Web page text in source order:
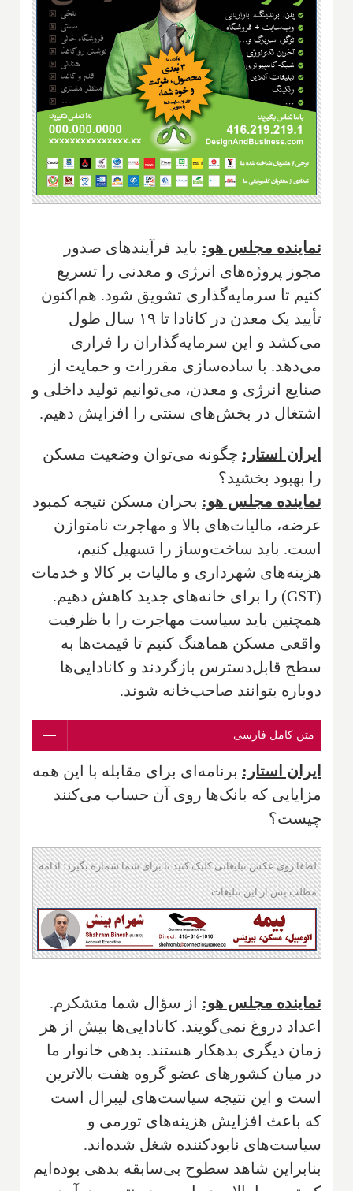
نماینده مجلس هو: باید فرآیندهای صدور
مجوز پروژه‌های انرژی و معدنی را تسریع
کنیم تا سرمایه‌گذاری تشویق شود. هم‌اکنون
تأیید یک معدن در کانادا تا ۱۹ سال طول
می‌کشد و این سرمایه‌گذاران را فراری
می‌دهد. با ساده‌سازی مقررات و حمایت از
صنایع انرژی و معدن، می‌توانیم تولید داخلی و
اشتغال در بخش‌های سنتی را افزایش دهیم.
ایران استار: چگونه می‌توان وضعیت مسکن
را بهبود بخشید؟
نماینده مجلس هو: بحران مسکن نتیجه کمبود
عرضه، مالیات‌های بالا و مهاجرت نامتوازن
است. باید ساخت‌وساز را تسهیل کنیم،
هزینه‌های شهرداری و مالیات بر کالا و خدمات
(GST) را برای خانه‌های جدید کاهش دهیم.
همچنین باید سیاست مهاجرت را با ظرفیت
واقعی مسکن هماهنگ کنیم تا قیمت‌ها به
سطح قابل‌دسترس بازگردند و کانادایی‌ها
دوباره بتوانند صاحب‌خانه شوند.
متن کامل فارسی
ایران استار: برنامه‌ای برای مقابله با این همه
مزایایی که بانک‌ها روی آن حساب می‌کنند
چیست؟
لطفا روی عکس تبلیغاتی کلیک کنید تا برای شما شماره بگیرد؛ ادامه
مطلب پس از این تبلیغات
نماینده مجلس هو: از سؤال شما متشکرم.
اعداد دروغ نمی‌گویند. کانادایی‌ها بیش از هر
زمان دیگری بدهکار هستند. بدهی خانوار ما
در میان کشورهای عضو گروه هفت بالاترین
است و این نتیجه سیاست‌های لیبرال است
که باعث افزایش هزینه‌های تورمی و
سیاست‌های نابودکننده شغل شده‌اند.
بنابراین شاهد سطوح بی‌سابقه بدهی بوده‌ایم